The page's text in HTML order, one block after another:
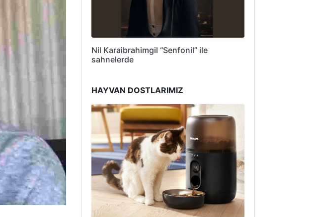
Nil Karaibrahimgil “Senfonil” ile
sahnelerde
HAYVAN DOSTLARIMIZ